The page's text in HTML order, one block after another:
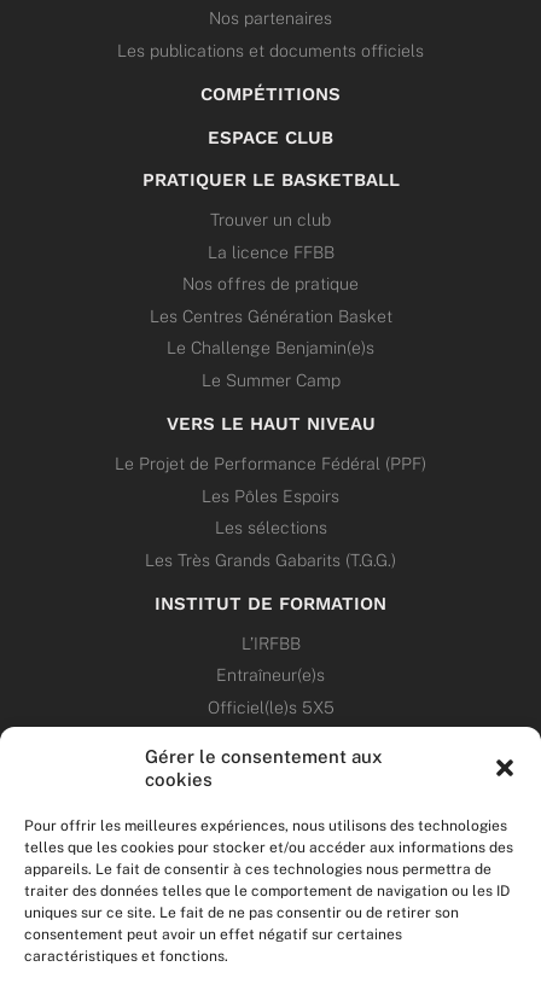
Gérer le consentement aux
cookies
Pour offrir les meilleures expériences, nous utilisons des technologies
telles que les cookies pour stocker et/ou accéder aux informations des
appareils. Le fait de consentir à ces technologies nous permettra de
traiter des données telles que le comportement de navigation ou les ID
uniques sur ce site. Le fait de ne pas consentir ou de retirer son
consentement peut avoir un effet négatif sur certaines
caractéristiques et fonctions.
Nos partenaires
Les publications et documents officiels
COMPÉTITIONS
ESPACE CLUB
PRATIQUER LE BASKETBALL
Trouver un club
La licence FFBB
Nos offres de pratique
Les Centres Génération Basket
Le Challenge Benjamin(e)s
Le Summer Camp
VERS LE HAUT NIVEAU
Le Projet de Performance Fédéral (PPF)
Les Pôles Espoirs
Les sélections
Les Très Grands Gabarits (T.G.G.)
INSTITUT DE FORMATION
L’IRFBB
Entraîneur(e)s
Officiel(le)s 5X5
ANNONCES
ÉVÉNEMENTS